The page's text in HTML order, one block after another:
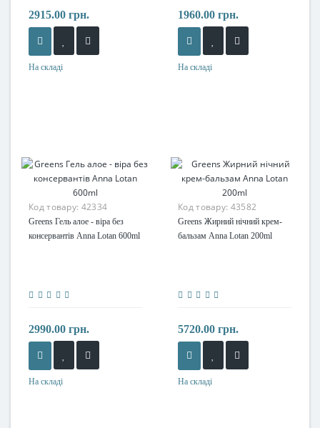
2915.00 грн.
На складі
1960.00 грн.
На складі
Код товару: 42334
Greens Гель алое - віра без
консервантів Anna Lotan 600ml
2990.00 грн.
На складі
Код товару: 43582
Greens Жирний нічний крем-
бальзам Anna Lotan 200ml
5720.00 грн.
На складі